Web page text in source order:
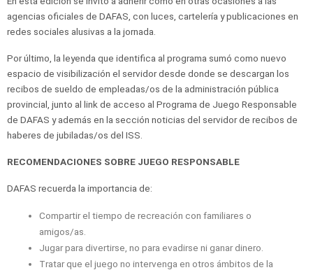
agencias oficiales de DAFAS, con luces, cartelería y publicaciones en
redes sociales alusivas a la jornada.
Por último, la leyenda que identifica al programa sumó como nuevo
espacio de visibilización el servidor desde donde se descargan los
recibos de sueldo de empleadas/os de la administración pública
provincial, junto al link de acceso al Programa de Juego Responsable
de DAFAS y además en la sección noticias del servidor de recibos de
haberes de jubiladas/os del ISS.
RECOMENDACIONES SOBRE JUEGO RESPONSABLE
DAFAS recuerda la importancia de:
Compartir el tiempo de recreación con familiares o
amigos/as.
Jugar para divertirse, no para evadirse ni ganar dinero.
Tratar que el juego no intervenga en otros ámbitos de la